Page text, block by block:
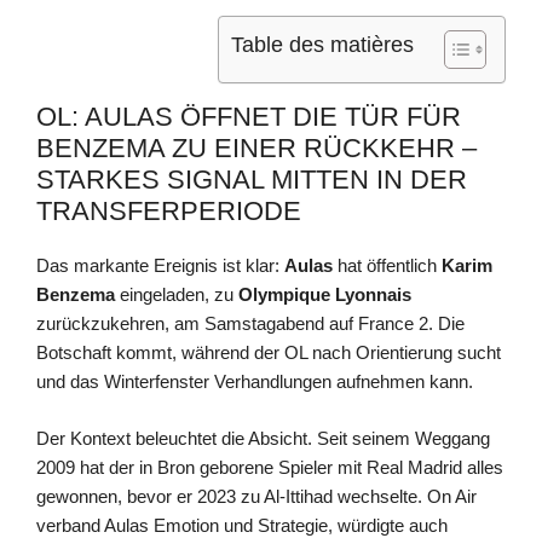
Table des matières
OL: AULAS ÖFFNET DIE TÜR FÜR
BENZEMA ZU EINER RÜCKKEHR –
STARKES SIGNAL MITTEN IN DER
TRANSFERPERIODE
Das markante Ereignis ist klar: Aulas hat öffentlich Karim
Benzemaeingeladen, zu Olympique Lyonnais
zurückzukehren, am Samstagabend auf France 2. Die
Botschaft kommt, während der OL nach Orientierung sucht
und das Winterfenster Verhandlungen aufnehmen kann.
Der Kontext beleuchtet die Absicht. Seit seinem Weggang
2009 hat der in Bron geborene Spieler mit Real Madrid alles
gewonnen, bevor er 2023 zu Al-Ittihad wechselte. On Air
verband Aulas Emotion und Strategie, würdigte auch